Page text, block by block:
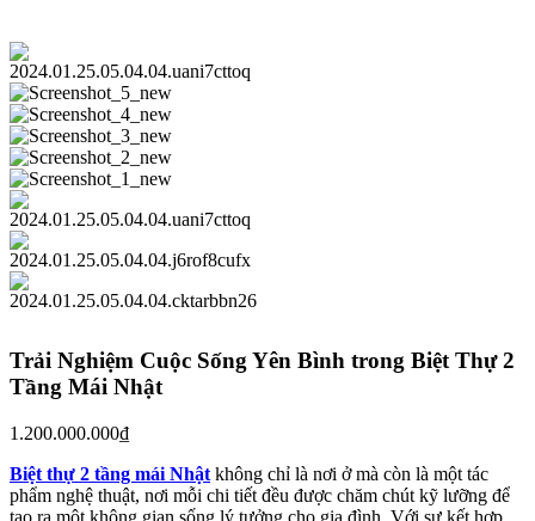
Trải Nghiệm Cuộc Sống Yên Bình trong Biệt Thự 2
Tầng Mái Nhật
1.200.000.000₫
Biệt thự 2 tầng mái Nhật không chỉ là nơi ở mà còn là một tác
phẩm nghệ thuật, nơi mỗi chi tiết đều được chăm chút kỹ lưỡng để
tạo ra một không gian sống lý tưởng cho gia đình. Với sự kết hợp